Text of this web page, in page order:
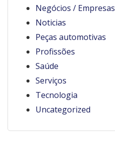
Negócios / Empresas
Noticias
Peças automotivas
Profissões
Saúde
Serviços
Tecnologia
Uncategorized